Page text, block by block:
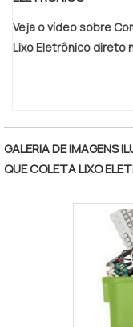
Veja o vídeo sobre
Lixo Eletrônico direto
GALERIA DE IMAGENS
QUE COLETA LIXO